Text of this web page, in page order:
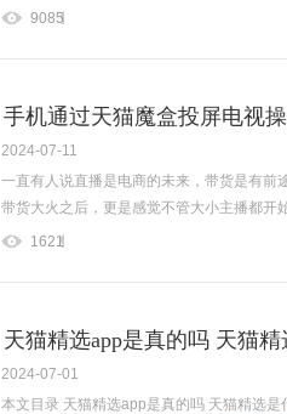
9085
手机通过天猫魔盒投屏电视
2024-07-11
一直有人说直播是电商的未来，带货是有前
带货大火之后，更是感觉不管大小主播都开
1621
天猫精选app是真的吗 天猫
2024-07-01
本文目录 天猫精选app是真的吗 天猫精选